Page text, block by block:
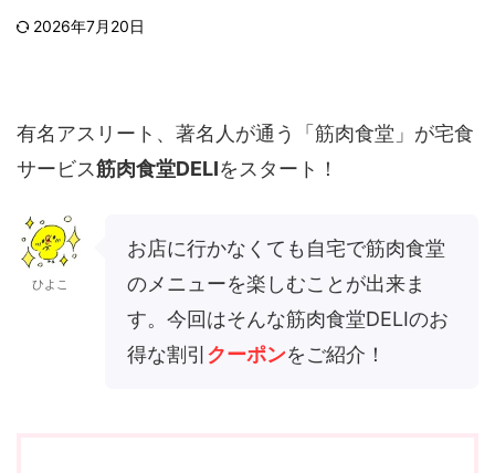
2026年7月20日
有名アスリート、著名人が通う「筋肉食堂」が宅食
サービス筋肉食堂DELIをスタート！
ひよこ
お店に行かなくても自宅で筋肉食堂
のメニューを楽しむことが出来ま
す。今回はそんな筋肉食堂DELIのお
得な割引クーポンをご紹介！